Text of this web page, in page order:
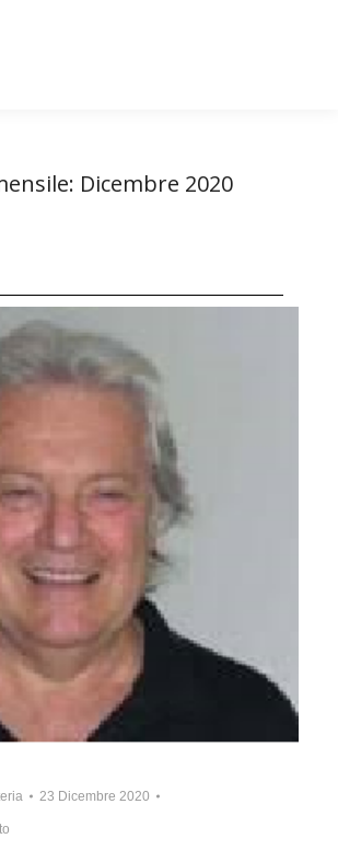
Dicembre 2020
23 Dicembre 2020